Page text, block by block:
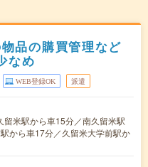
品の購買管理など
なめ
WEB登録OK 派遣
留米駅から車15分／南久留米駅
から車17分／久留米大学前駅か